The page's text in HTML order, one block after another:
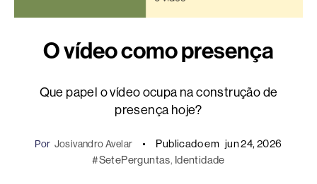
O vídeo como presença
Que papel o vídeo ocupa na construção de
presença hoje?
Por Josivandro Avelar Publicado em jun 24, 2026
#SetePerguntas, Identidade